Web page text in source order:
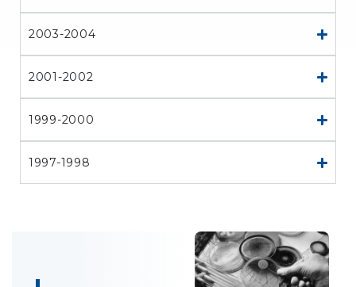
2003-2004
2001-2002
1999-2000
1997-1998